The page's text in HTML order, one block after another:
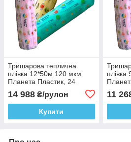
Тришарова теплична
плівка 12*50м 120 мкм
Планета Пластик, 24
14 988 ₴/рулон
Купити
11